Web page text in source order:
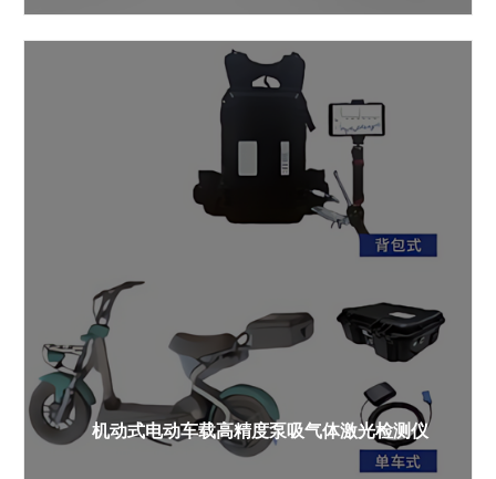
机动式电动车载高精度泵吸气体激光检测仪